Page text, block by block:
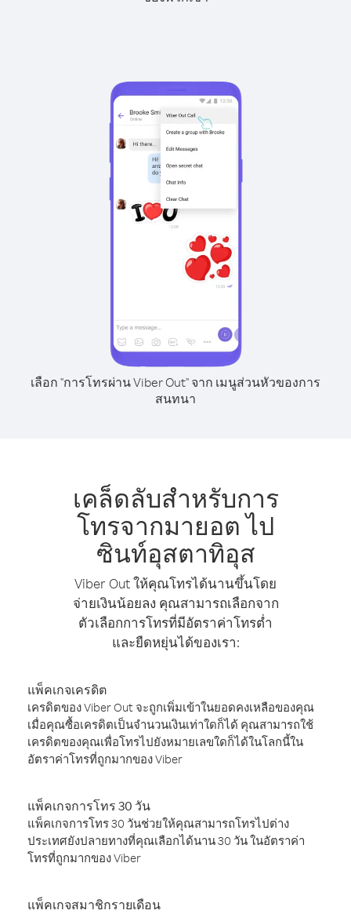
เลือก "การโทรผ่าน Viber Out" จาก เมนูส่วนหัวของการ
สนทนา
เคล็ดลับสำหรับการ
โทรจากมายอต ไป
ซินท์อุสตาทิอุส
Viber Out ให้คุณโทรได้นานขึ้นโดย
จ่ายเงินน้อยลง คุณสามารถเลือกจาก
ตัวเลือกการโทรที่มีอัตราค่าโทรต่ำ
และยืดหยุ่นได้ของเรา:
แพ็คเกจเครดิต
เครดิตของ Viber Out จะถูกเพิ่มเข้าในยอดคงเหลือของคุณ
เมื่อคุณซื้อเครดิตเป็นจำนวนเงินเท่าใดก็ได้ คุณสามารถใช้
เครดิตของคุณเพื่อโทรไปยังหมายเลขใดก็ได้ในโลกนี้ใน
อัตราค่าโทรที่ถูกมากของ Viber
แพ็คเกจการโทร 30 วัน
แพ็คเกจการโทร 30 วันช่วยให้คุณสามารถโทรไปต่าง
ประเทศยังปลายทางที่คุณเลือกได้นาน 30 วัน ในอัตราค่า
โทรที่ถูกมากของ Viber
แพ็คเกจสมาชิกรายเดือน